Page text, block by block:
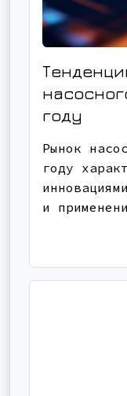
году
Рынок
году
и